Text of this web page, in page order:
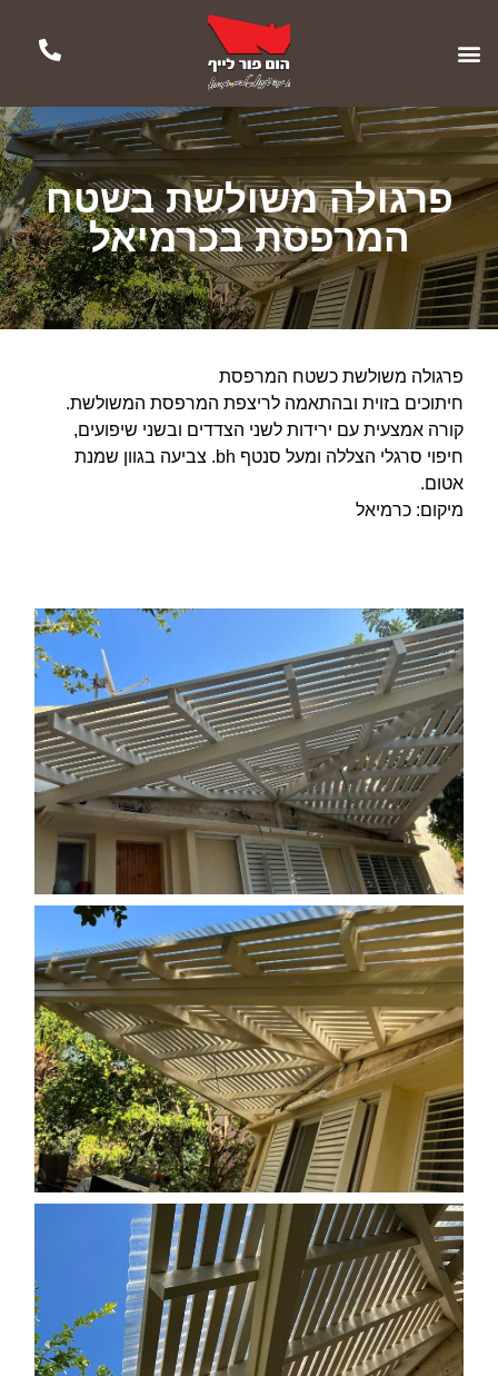
פרגולה משולשת בשטח
המרפסת בכרמיאל
פרגולה משולשת כשטח המרפסת
חיתוכים בזוית ובהתאמה לריצפת המרפסת המשולשת.
קורה אמצעית עם ירידות לשני הצדדים ובשני שיפועים,
חיפוי סרגלי הצללה ומעל סנטף bh. צביעה בגוון שמנת
אטום.
מיקום: כרמיאל